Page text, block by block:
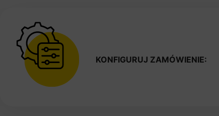
KONFIGURUJ ZAMÓWIENIE: